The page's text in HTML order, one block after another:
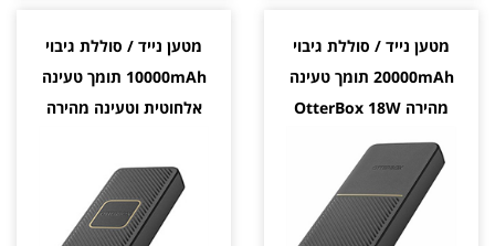
מטען נייד / סוללת גיבוי
20000mAh תומך טעינה
מהירה OtterBox 18W
מטען נייד / סוללת גיבוי
10000mAh תומך טעינה
אלחוטית וטעינה מהירה